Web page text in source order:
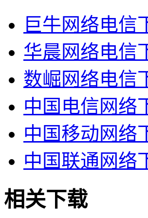
巨牛网络电信
华晨网络电信
数崛网络电信
中国电信网络
中国移动网络
中国联通网络
相关下载